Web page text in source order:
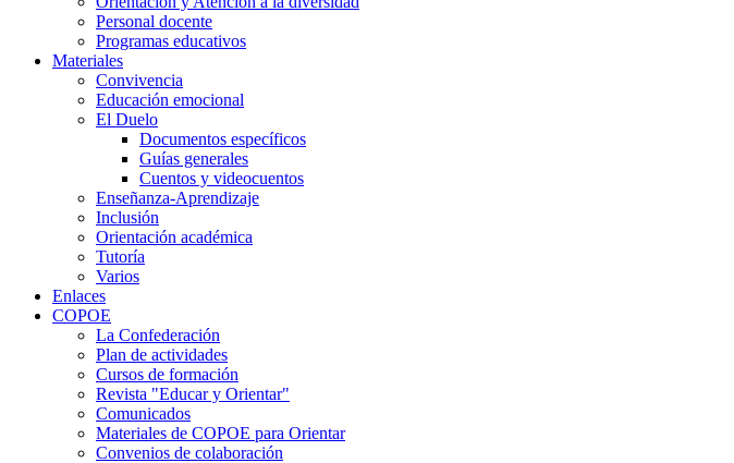
Personal docente
Programas educativos
Materiales
Convivencia
Educación emocional
El Duelo
Documentos específicos
Guías generales
Cuentos y videocuentos
Enseñanza-Aprendizaje
Inclusión
Orientación académica
Tutoría
Varios
Enlaces
COPOE
La Confederación
Plan de actividades
Cursos de formación
Revista "Educar y Orientar"
Comunicados
Materiales de COPOE para Orientar
Convenios de colaboración